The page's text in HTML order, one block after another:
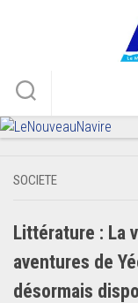
SOCIETE
Littérature : La
aventures de
désormais